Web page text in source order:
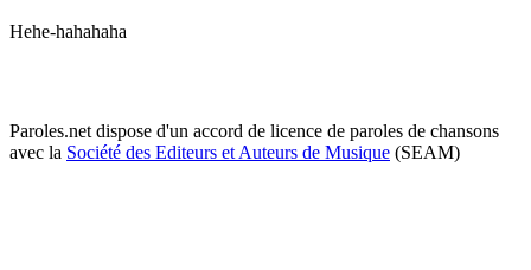
Hehe-hahahaha
Paroles.net dispose d'un accord de licence de paroles de chansons
avec la Société des Editeurs et Auteurs de Musique (SEAM)